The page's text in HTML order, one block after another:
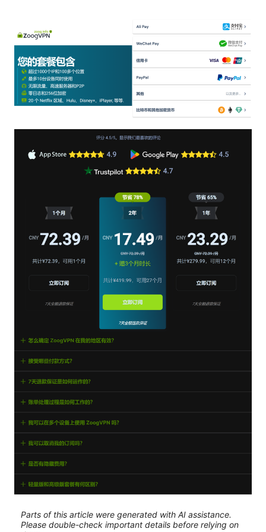
Parts of this article were generated with AI assistance.
Please double-check important details before relying on